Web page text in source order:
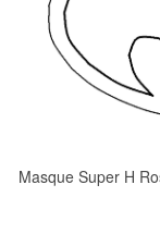
Masque Super H